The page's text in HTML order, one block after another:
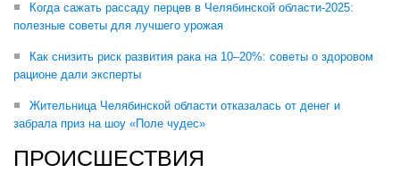
Когда сажать рассаду перцев в Челябинской области-2025:
полезные советы для лучшего урожая
Как снизить риск развития рака на 10–20%: советы о здоровом
рационе дали эксперты
Жительница Челябинской области отказалась от денег и
забрала приз на шоу «Поле чудес»
ПРОИСШЕСТВИЯ